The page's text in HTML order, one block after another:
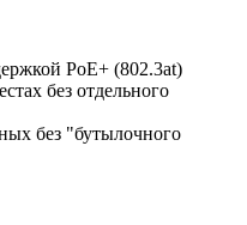
PoE+ (802.3at)
без отдельного
без "бутылочного